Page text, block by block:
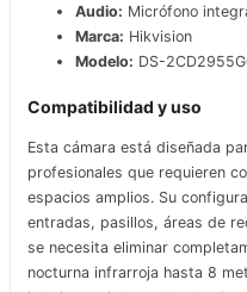
Audio: Micrófono
Marca: Hikvision
Modelo: DS-
Compatibilidad y uso
Esta cámara está diseñada
profesionales que requieren
espacios amplios. Su
entradas, pasillos, áreas de
se necesita eliminar
nocturna infrarroja hasta 8